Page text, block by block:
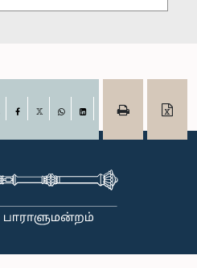
Facebook